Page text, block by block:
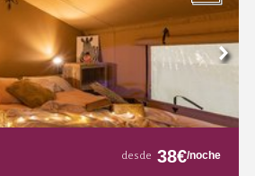
desde 38€/noche